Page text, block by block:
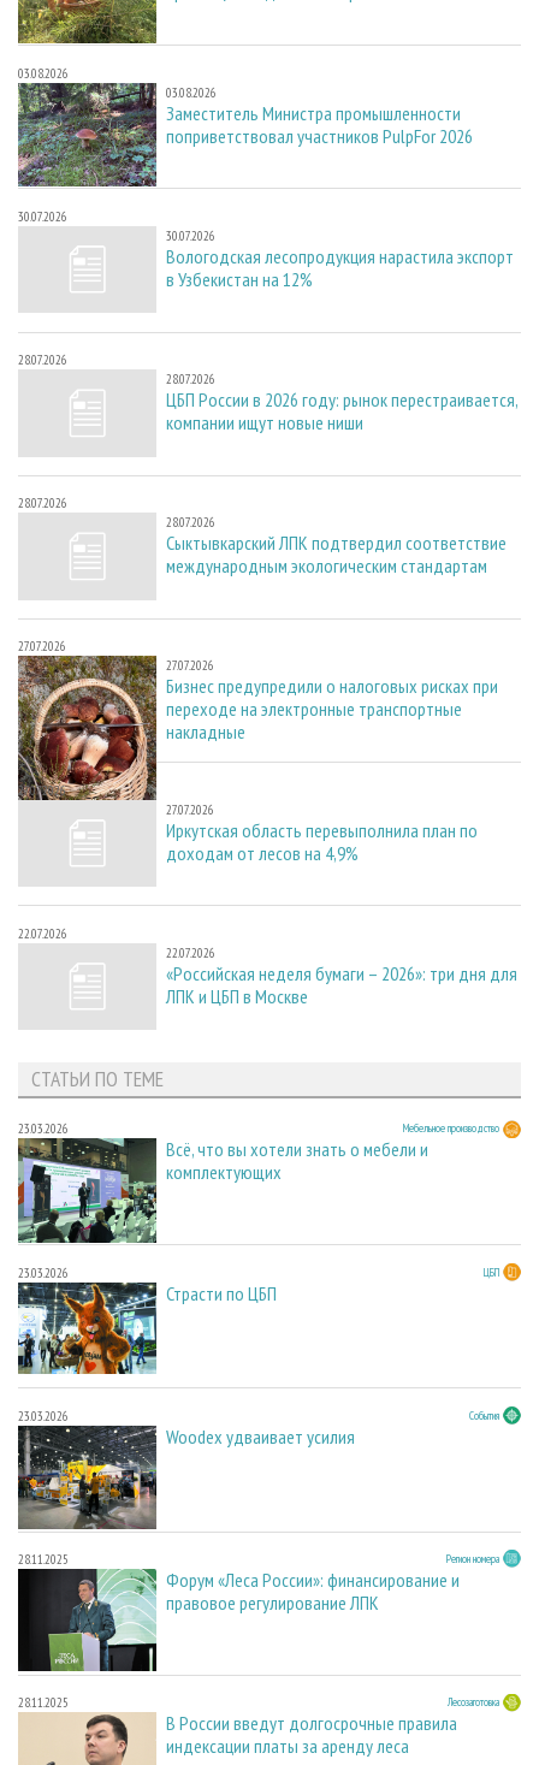
03.08.2026
03.08.2026
Заместитель Министра промышленности
поприветствовал участников PulpFor 2026
30.07.2026
30.07.2026
Вологодская лесопродукция нарастила экспорт
в Узбекистан на 12%
28.07.2026
28.07.2026
ЦБП России в 2026 году: рынок перестраивается,
компании ищут новые ниши
28.07.2026
28.07.2026
Сыктывкарский ЛПК подтвердил соответствие
международным экологическим стандартам
27.07.2026
27.07.2026
Бизнес предупредили о налоговых рисках при
переходе на электронные транспортные
накладные
27.07.2026
27.07.2026
Иркутская область перевыполнила план по
доходам от лесов на 4,9%
22.07.2026
22.07.2026
«Российская неделя бумаги – 2026»: три дня для
ЛПК и ЦБП в Москве
СТАТЬИ ПО ТЕМЕ
23.03.2026 Мебельное производство
Всё, что вы хотели знать о мебели и
комплектующих
23.03.2026 ЦБП
Страсти по ЦБП
23.03.2026 События
Woodex удваивает усилия
28.11.2025 Регион номера
Форум «Леса России»: финансирование и
правовое регулирование ЛПК
28.11.2025 Лесозаготовка
В России введут долгосрочные правила
индексации платы за аренду леса